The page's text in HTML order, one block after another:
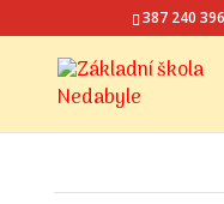
387 240 396